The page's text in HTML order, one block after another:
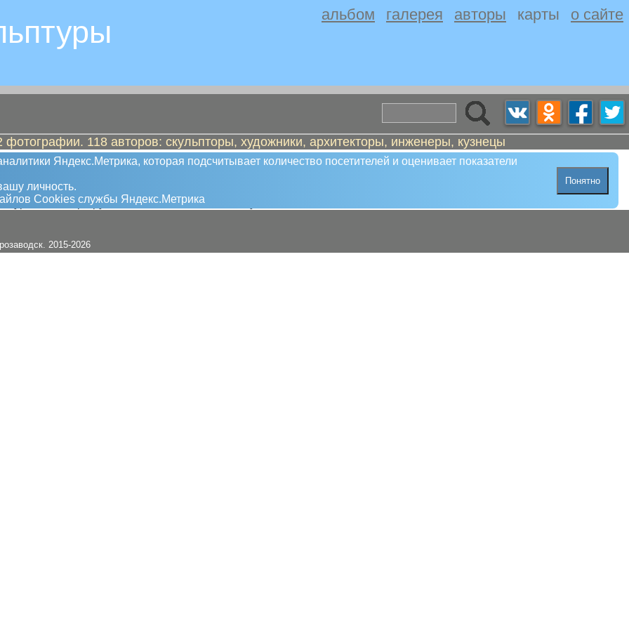
альбом галерея авторы карты о сайте
118 авторов: скульпторы, художники, архитекторы, инженеры, кузнецы
Яндекс.Метрика, которая подсчитывает количество посетителей и оценивает показатели
личность.
Сookies службы Яндекс.Метрика
Понятно
в Петрозаводске
маршруты от памятника к памятнику
2015-2026